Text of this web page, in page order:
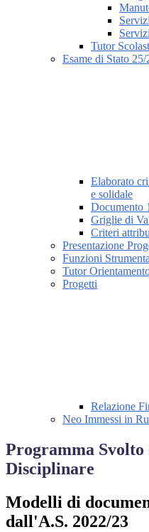
Tutor
Esame di Stato 25/
Elaborato
e solidale
Documento
Griglie di
Criteri
Presentazione
Funzioni
Tutor
Progetti
Relazione
Neo Immessi in
Programma Svolto
Disciplinare
Modelli di
dall'A.S. 2022/23